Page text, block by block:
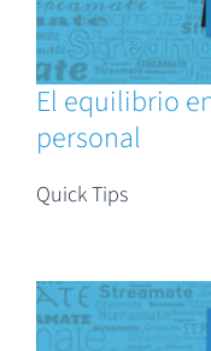
El equilibrio
personal
Quick Tips